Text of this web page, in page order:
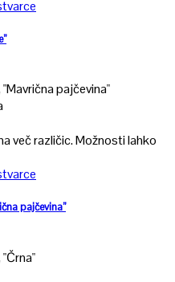
več različic. Možnosti lahko
pajčevina”